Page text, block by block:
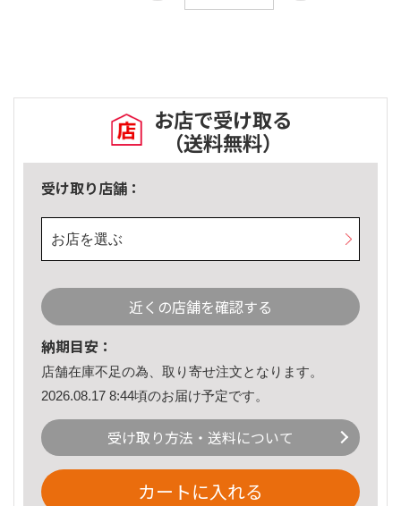
お店で受け取る
（送料無料）
受け取り店舗：
お店を選ぶ
近くの店舗を確認する
納期目安：
店舗在庫不足の為、取り寄せ注文となります。
2026.08.17 8:44頃のお届け予定です。
受け取り方法・送料について
カートに入れる